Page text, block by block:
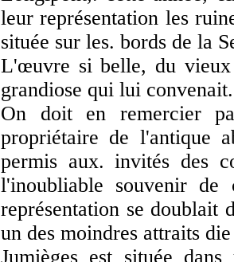
leur représentation les
située sur les. bords de la
L'œuvre si belle, du
grandiose qui lui convenait.
On doit en remercier
propriétaire de l'antique
permis aux. invités des
l'inoubliable souvenir
représentation se doublait
un des moindres attraits
Jumièges est située